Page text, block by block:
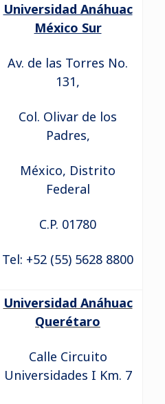
Universidad Anáhuac
México Sur
Av. de las Torres No.
131,
Col. Olivar de los
Padres,
México, Distrito
Federal
C.P. 01780
Tel: +52 (55) 5628 8800
Universidad Anáhuac
Querétaro
Calle Circuito
Universidades I Km. 7